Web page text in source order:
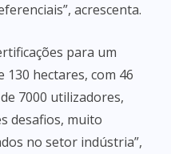
acrescenta.
para um
130 hectares, com 46
7000 utilizadores,
desafios, muito
no setor indústria”,